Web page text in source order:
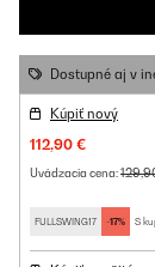
Dostupné aj v
Kúpiť nový
112,90 €
Uvádzacia cena:
FULLSWING17 -17% S